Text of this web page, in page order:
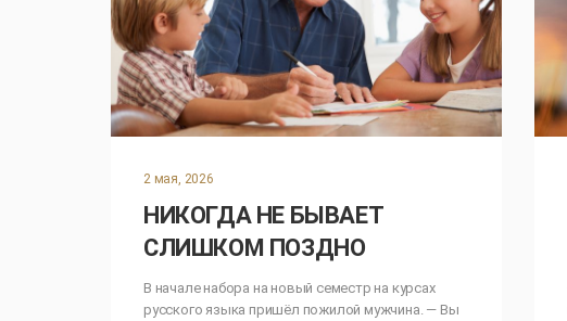
2 мая, 2026
НИКОГДА НЕ БЫВАЕТ
СЛИШКОМ ПОЗДНО
В начале набора на новый семестр на курсах
русского языка пришёл пожилой мужчина. — Вы